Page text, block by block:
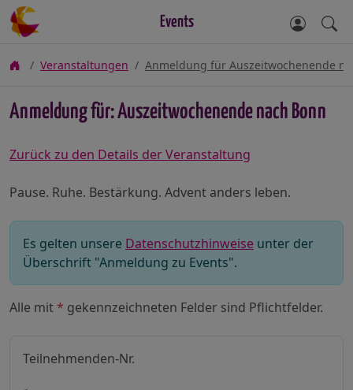
Events
Veranstaltungen Anmeldung für Auszeitwochenende
Anmeldung für: Auszeitwochenende nach Bonn
Zurück zu den Details der Veranstaltung
Pause. Ruhe. Bestärkung. Advent anders leben.
Es gelten unsere Datenschutzhinweise unter der
Überschrift "Anmeldung zu Events".
Alle mit * gekennzeichneten Felder sind Pflichtfelder.
Teilnehmenden-Nr.